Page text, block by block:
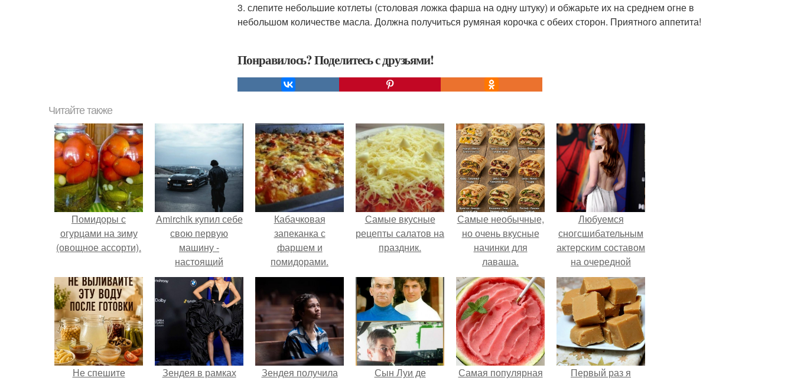
3. слепите небольшие котлеты (столовая ложка фарша на одну штуку) и обжарьте их на среднем огне в
небольшом количестве масла. Должна получиться румяная корочка с обеих сторон. Приятного аппетита!
Понравилось? Поделитесь с друзьями!
Читайте также
Помидоры с
огурцами на зиму
(овощное ассорти).
Amirchik купил себе
свою первую
машину -
настоящий
автомобиль мечты
для многих
автолюбителей.
Кабачковая
запеканка с
фаршем и
помидорами.
Самые вкусные
рецепты салатов на
праздник.
Самые необычные,
но очень вкусные
начинки для
лаваша.
Любуемся
сногсшибательным
актерским составом
на очередной
премьере нового
человека - паука.
Не спешите
Зендея в рамках
Зендея получила
Сын Луи де
Самая популярная
Первый раз я